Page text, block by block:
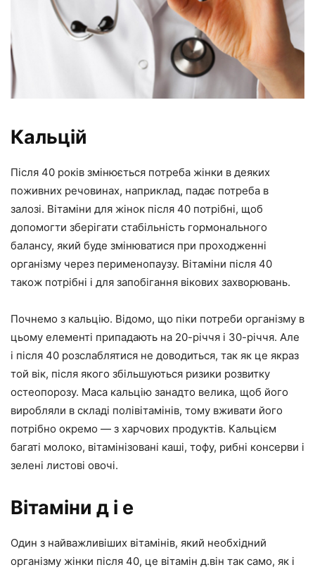
Кальцій
Після 40 років змінюється потреба жінки в деяких
поживних речовинах, наприклад, падає потреба в
залозі. Вітаміни для жінок після 40 потрібні, щоб
допомогти зберігати стабільність гормонального
балансу, який буде змінюватися при проходженні
організму через перименопаузу. Вітаміни після 40
також потрібні і для запобігання вікових захворювань.
Почнемо з кальцію. Відомо, що піки потреби організму в
цьому елементі припадають на 20-річчя і 30-річчя. Але
і після 40 розслаблятися не доводиться, так як це якраз
той вік, після якого збільшуються ризики розвитку
остеопорозу. Маса кальцію занадто велика, щоб його
виробляли в складі полівітамінів, тому вживати його
потрібно окремо — з харчових продуктів. Кальцієм
багаті молоко, вітамінізовані каші, тофу, рибні консерви і
зелені листові овочі.
Вітаміни д і е
Один з найважливіших вітамінів, який необхідний
організму жінки після 40, це вітамін д.він так само, як і